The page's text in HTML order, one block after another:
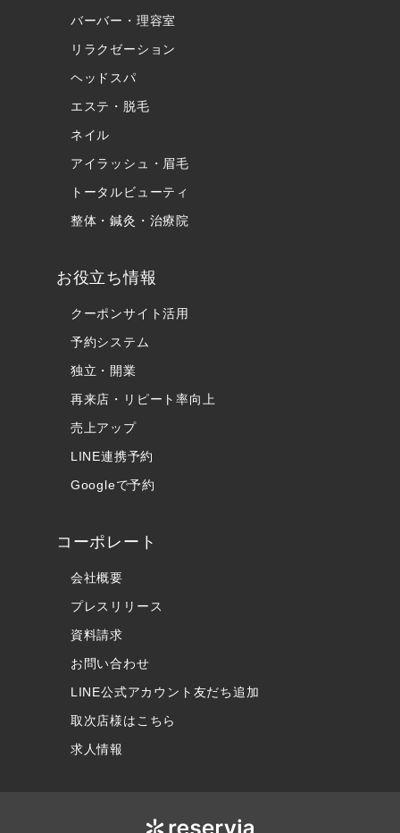
バーバー・理容室
リラクゼーション
ヘッドスパ
エステ・脱毛
ネイル
アイラッシュ・眉毛
トータルビューティ
整体・鍼灸・治療院
お役立ち情報
クーポンサイト活用
予約システム
独立・開業
再来店・リピート率向上
売上アップ
LINE連携予約
Googleで予約
コーポレート
会社概要
プレスリリース
資料請求
お問い合わせ
LINE公式アカウント友だち追加
取次店様はこちら
求人情報